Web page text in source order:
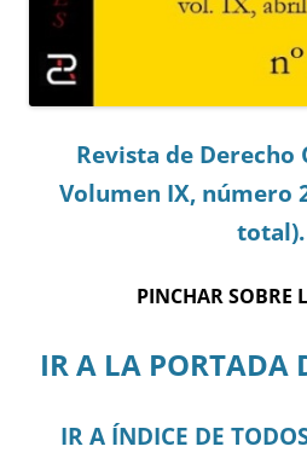
Revista de Derecho
Volumen IX, número
total).
PINCHAR SOBRE
IR A LA PORTADA
IR A ÍNDICE DE